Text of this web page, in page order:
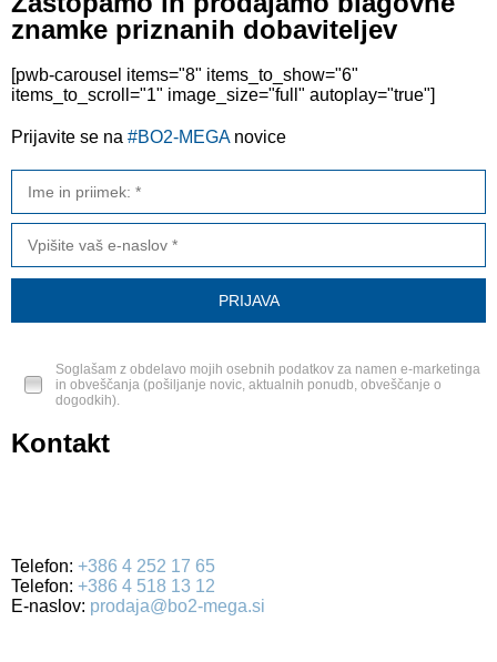
znamke priznanih dobaviteljev
[pwb-carousel items="8" items_to_show="6"
items_to_scroll="1" image_size="full" autoplay="true"]
Prijavite se na #BO2-MEGAnovice
Soglašam z obdelavo mojih osebnih podatkov za namen e-marketinga
in obveščanja (pošiljanje novic, aktualnih ponudb, obveščanje o
dogodkih).
Kontakt
Telefon: +386 4 252 17 65
Telefon: +386 4 518 13 12
E-naslov: prodaja@bo2-mega.si